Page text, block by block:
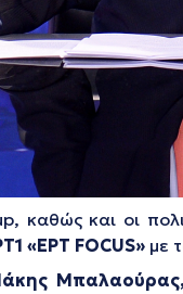
καθώς και οι
«ΕΡΤ FOCUS» με
Μπαλαούρας,